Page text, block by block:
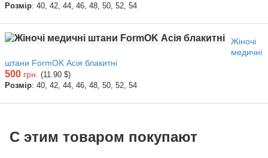
Розмір: 40, 42, 44, 46, 48, 50, 52, 54
Жіночі
медичні
штани FormOK Асія блакитні
500 грн. (11.90 $)
Розмір: 40, 42, 44, 46, 48, 50, 52, 54
С этим товаром покупают